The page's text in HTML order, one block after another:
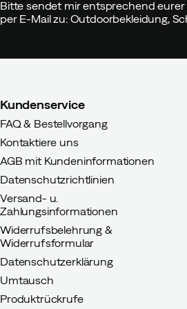
Bitte sendet mir entsprechend
per E-Mail zu: Outdoorbekleidung,
Kundenservice
FAQ & Bestellvorgang
Kontaktiere uns
AGB mit Kundeninformationen
Datenschutzrichtlinien
Versand- u.
Zahlungsinformationen
Widerrufsbelehrung &
Widerrufsformular
Datenschutzerklärung
Umtausch
Produktrückrufe